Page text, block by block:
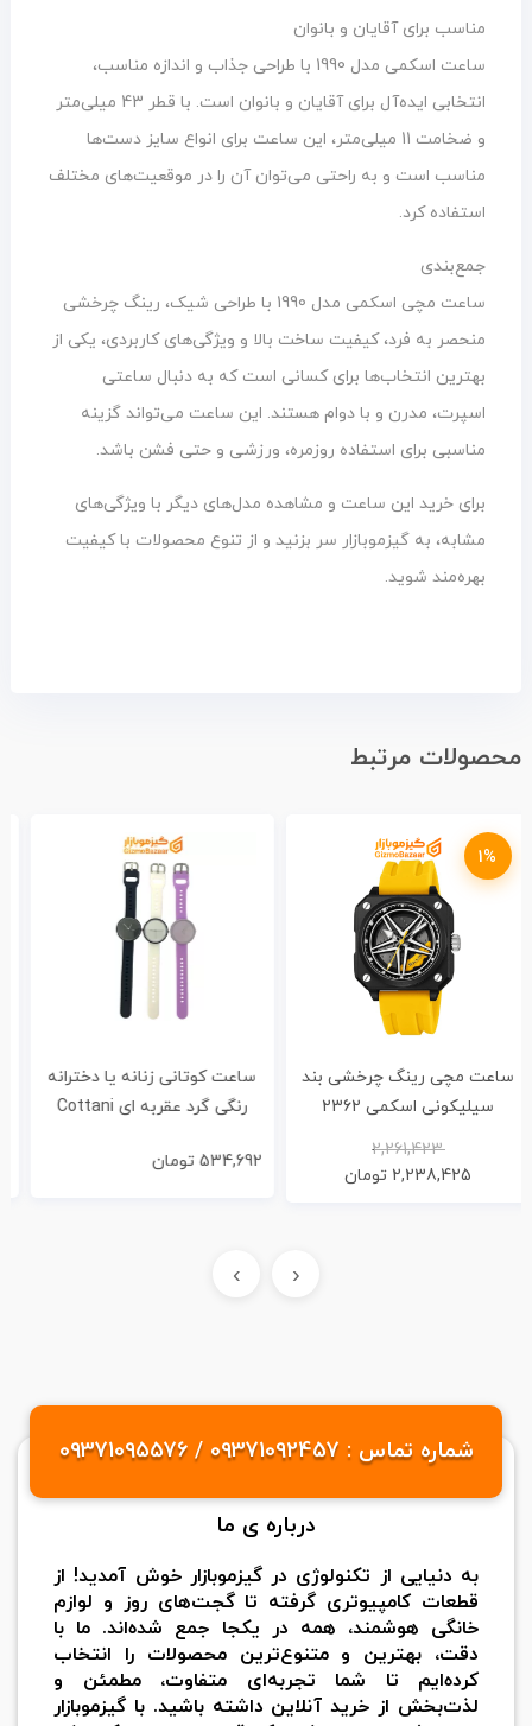
مناسب برای آقایان و بانوان
ساعت اسکمی مدل 1990 با طراحی جذاب و اندازه مناسب،
انتخابی ایده‌آل برای آقایان و بانوان است. با قطر 43 میلی‌متر
و ضخامت 11 میلی‌متر، این ساعت برای انواع سایز دست‌ها
مناسب است و به راحتی می‌توان آن را در موقعیت‌های مختلف
استفاده کرد.
جمع‌بندی
ساعت مچی اسکمی مدل 1990 با طراحی شیک، رینگ چرخشی
منحصر به فرد، کیفیت ساخت بالا و ویژگی‌های کاربردی، یکی از
بهترین انتخاب‌ها برای کسانی است که به دنبال ساعتی
اسپرت، مدرن و با دوام هستند. این ساعت می‌تواند گزینه
مناسبی برای استفاده روزمره، ورزشی و حتی فشن باشد.
برای خرید این ساعت و مشاهده مدل‌های دیگر با ویژگی‌های
مشابه، به گیزموبازار سر بزنید و از تنوع محصولات با کیفیت
بهره‌مند شوید.
محصولات مرتبط
ساعت کوتانی زنانه یا دخترانه
رنگی گرد عقربه ای Cottani
O16
تومان
ساعت مچی رینگ چرخشی
اسکمی 1990
2,261,423 تومان
‹
›
شماره تماس : 09371092457 / 09371095576
درباره ی ما
به دنیایی از تکنولوژی در گیزموبازار خوش آمدید! از
قطعات کامپیوتری گرفته تا گجت‌های روز و لوازم
خانگی هوشمند، همه در یکجا جمع شده‌اند. ما با
دقت، بهترین و متنوع‌ترین محصولات را انتخاب
کرده‌ایم تا شما تجربه‌ای متفاوت، مطمئن و
لذت‌بخش از خرید آنلاین داشته باشید. با گیزموبازار